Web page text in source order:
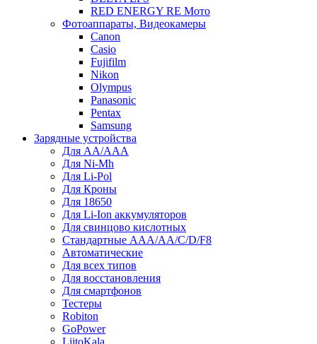
RED ENERGY RE Мото
Фотоаппараты, Видеокамеры
Canon
Casio
Fujifilm
Nikon
Olympus
Panasonic
Pentax
Samsung
Зарядные устройства
Для AA/AAA
Для Ni-Mh
Для Li-Pol
Для Кроны
Для 18650
Для Li-Ion аккумуляторов
Для свинцово кислотных
Стандартные ААА/АА/С/D/F8
Автоматические
Для всех типов
Для восстановления
Для смартфонов
Тестеры
Robiton
GoPower
LiitoKala